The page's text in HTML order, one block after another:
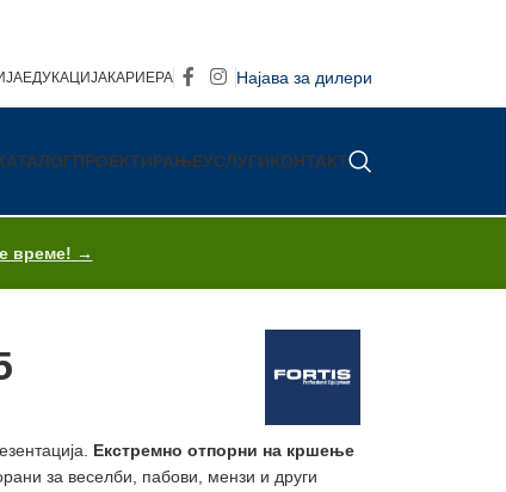
ЕДУКАЦИЈАКАРИЕРА Најава за дилери
ПРОЕКТИРАЊЕУСЛУГИКОНТАКТ
време! →
Екстремно отпорни на кршење
за веселби, пабови, мензи и други